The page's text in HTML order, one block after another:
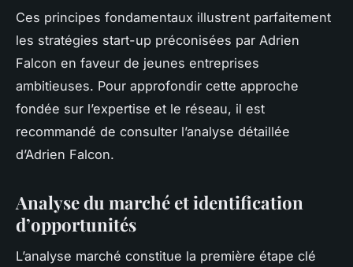
Ces principes fondamentaux illustrent parfaitement
les stratégies start-up préconisées par Adrien
Falcon en faveur de jeunes entreprises
ambitieuses. Pour approfondir cette approche
fondée sur l’expertise et le réseau, il est
recommandé de consulter l’analyse détaillée
d’Adrien Falcon.
Analyse du marché et identification
d’opportunités
L’analyse marché constitue la première étape clé